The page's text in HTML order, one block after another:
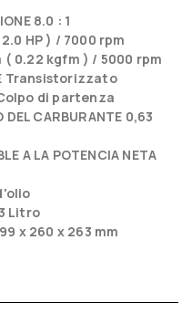
8.0 : 1
2.0 HP ) / 7000 rpm
( 0.22 kgfm ) / 5000 rpm
Transistorizzato
di partenza
DEL CARBURANTE 0,63
A LA POTENCIA NETA
Litro
x 260 x 263 mm